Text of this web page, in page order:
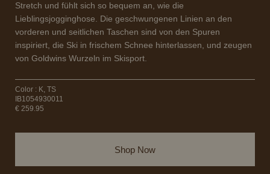
Stretch und fühlt sich so bequem an, wie die
Lieblingsjogginghose. Die geschwungenen Linien an den
vorderen und seitlichen Taschen sind von den Spuren
inspiriert, die Ski in frischem Schnee hinterlassen, und zeugen
von Goldwins Wurzeln im Skisport.
Color : K, TS
IB1054930011
€ 259.95
Shop Now